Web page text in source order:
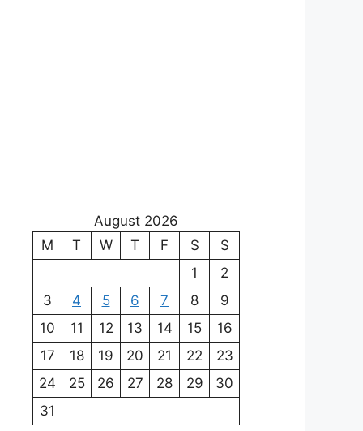
August 2026
M
T W T F S
S
1
2
3
4 5 6 7 8
9
10
11 12 13 14 15
16
17
18 19 20 21 22
23
24
25 26 27 28 29
30
31